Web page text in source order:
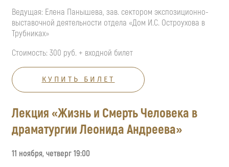
Ведущая: Елена Панышева, зав. сектором экспозиционно-
выставочной деятельности отдела «Дом И.С. Остроухова в
Трубниках»
Стоимость: 300 руб. + входной билет
КУПИТЬ БИЛЕТ
Лекция «Жизнь и Смерть Человека в
драматургии Леонида Андреева»
11 ноября, четверг 19:00